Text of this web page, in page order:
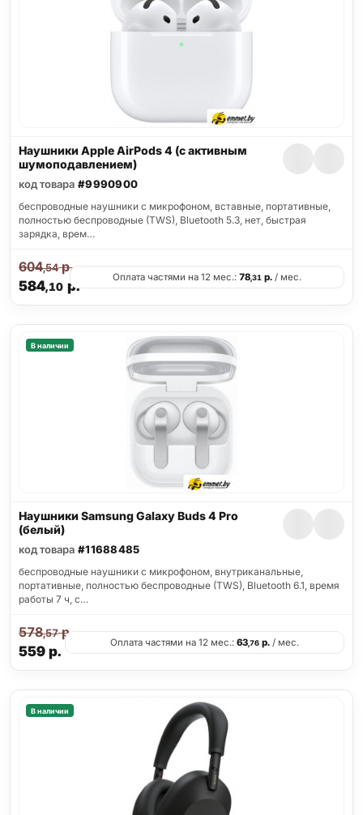
Наушники Apple AirPods 4 (с активным
шумоподавлением)
код товара #9990900
беспроводные наушники с микрофоном, вставные, портативные,
полностью беспроводные (TWS), Bluetooth 5.3, нет, быстрая
зарядка, врем…
584,10р.
604,54р.
Оплата частями на 12 мес.: 78,31 р. / мес.
В наличии
Наушники Samsung Galaxy Buds 4 Pro
(белый)
код товара #11688485
беспроводные наушники с микрофоном, внутриканальные,
портативные, полностью беспроводные (TWS), Bluetooth 6.1, время
работы 7 ч, с…
559р.
578,57р.
Оплата частями на 12 мес.: 63,76р./ мес.
В наличии